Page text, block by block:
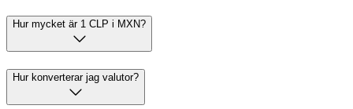
Hur mycket är 1 CLP i MXN?
Hur konverterar jag valutor?